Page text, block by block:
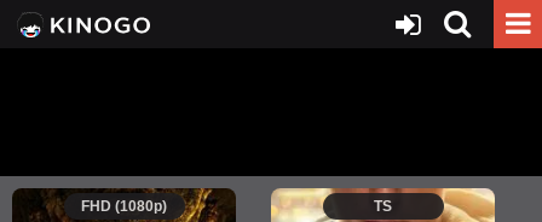
FHD (1080p) TS